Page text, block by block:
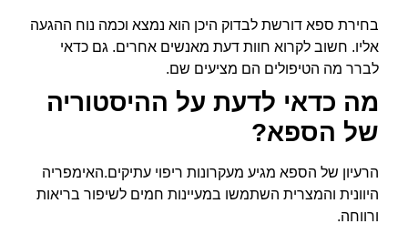
בחירת ספא דורשת לבדוק היכן הוא נמצא וכמה נוח ההגעה
אליו. חשוב לקרוא חוות דעת מאנשים אחרים. גם כדאי
לברר מה הטיפולים הם מציעים שם.
מה כדאי לדעת על ההיסטוריה
של הספא?
הרעיון של הספא מגיע מעקרונות ריפוי עתיקים.האימפריה
היוונית והמצרית השתמשו במעיינות חמים לשיפור בריאות
ורווחה.